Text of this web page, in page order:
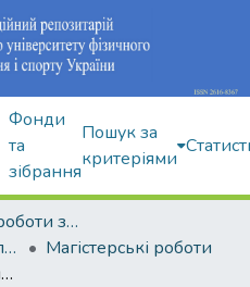
Фонди
та
зібрання
Пошук за
критеріями
Кваліфікаційні роботи здобувачів вищої освіти
Кафедра фізичної терапії та ерготерапії
Магістерські роботи
Фізична терапія після ендопротезування кульшового суглобу у осіб молодого віку